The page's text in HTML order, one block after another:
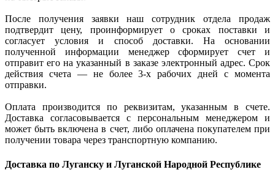
После получения заявки наш сотрудник отдела продаж
подтвердит цену, проинформирует о сроках поставки и
согласует условия и способ доставки. На основании
полученной информации менеджер сформирует счет и
отправит его на указанный в заказе электронный адрес. Срок
действия счета — не более 3-х рабочих дней с момента
отправки.
Оплата производится по реквизитам, указанным в счете.
Доставка согласовывается с персональным менеджером и
может быть включена в счет, либо оплачена покупателем при
получении товара через транспортную компанию.
Доставка по Луганску и Луганской Народной Республике